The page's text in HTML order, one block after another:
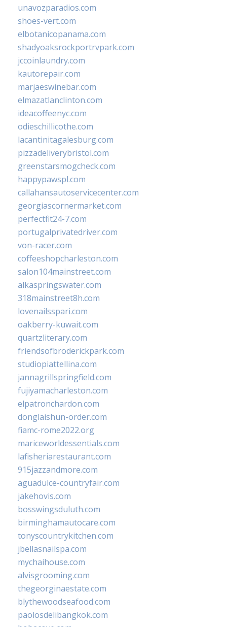
unavozparadios.com
shoes-vert.com
elbotanicopanama.com
shadyoaksrockportrvpark.com
jccoinlaundry.com
kautorepair.com
marjaeswinebar.com
elmazatlanclinton.com
ideacoffeenyc.com
odieschillicothe.com
lacantinitagalesburg.com
pizzadeliverybristol.com
greenstarsmogcheck.com
happypawspl.com
callahansautoservicecenter.com
georgiascornermarket.com
perfectfit24-7.com
portugalprivatedriver.com
von-racer.com
coffeeshopcharleston.com
salon104mainstreet.com
alkaspringswater.com
318mainstreet8h.com
lovenailsspari.com
oakberry-kuwait.com
quartzliterary.com
friendsofbroderickpark.com
studiopiattellina.com
jannagrillspringfield.com
fujiyamacharleston.com
elpatronchardon.com
donglaishun-order.com
fiamc-rome2022.org
mariceworldessentials.com
lafisheriarestaurant.com
915jazzandmore.com
aguadulce-countryfair.com
jakehovis.com
bosswingsduluth.com
birminghamautocare.com
tonyscountrykitchen.com
jbellasnailspa.com
mychaihouse.com
alvisgrooming.com
thegeorginaestate.com
blythewoodseafood.com
paolosdelibangkok.com